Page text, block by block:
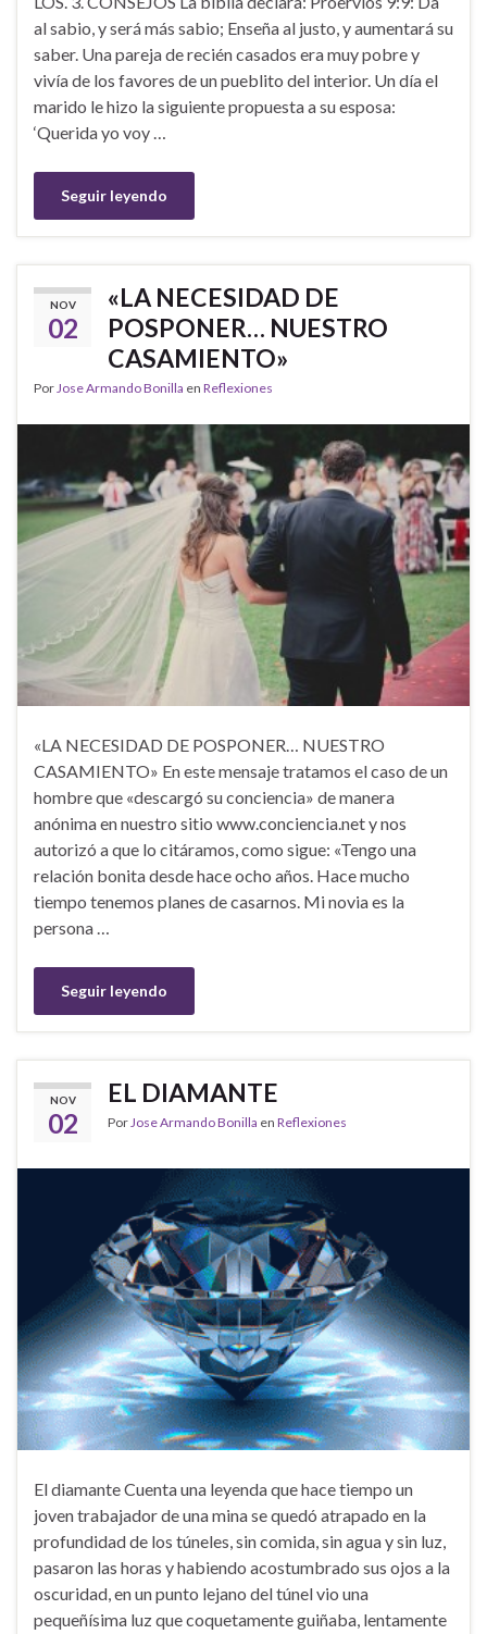
al sabio, y será más sabio; Enseña al justo, y aumentará su
saber. Una pareja de recién casados era muy pobre y
vivía de los favores de un pueblito del interior. Un día el
marido le hizo la siguiente propuesta a su esposa:
‘Querida yo voy …
Seguir leyendo
NOV
02
«LA NECESIDAD DE
POSPONER… NUESTRO
CASAMIENTO»
Por Jose Armando Bonilla en Reflexiones
«LA NECESIDAD DE POSPONER… NUESTRO
CASAMIENTO» En este mensaje tratamos el caso de un
hombre que «descargó su conciencia» de manera
anónima en nuestro sitio www.conciencia.net y nos
autorizó a que lo citáramos, como sigue: «Tengo una
relación bonita desde hace ocho años. Hace mucho
tiempo tenemos planes de casarnos. Mi novia es la
persona …
Seguir leyendo
NOV
02
EL DIAMANTE
PorJose Armando Bonilla en Reflexiones
El diamante Cuenta una leyenda que hace tiempo un
joven trabajador de una mina se quedó atrapado en la
profundidad de los túneles, sin comida, sin agua y sin luz,
pasaron las horas y habiendo acostumbrado sus ojos a la
oscuridad, en un punto lejano del túnel vio una
pequeñísima luz que coquetamente guiñaba, lentamente